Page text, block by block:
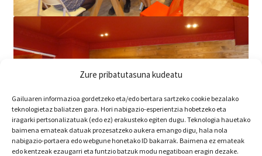
Zure pribatutasuna kudeatu
Gailuaren informazioa gordetzeko eta/edo bertara sartzeko cookie bezalako
teknologietaz baliatzen gara. Hori nabigazio-esperientzia hobetzeko eta
iragarki pertsonalizatuak (edo ez) erakusteko egiten dugu. Teknologia hauetako
baimena emateak datuak prozesatzeko aukera emango digu, hala nola
nabigazio-portaera edo webgune honetako ID bakarrak. Baimena ez emateak
edo kentzeak ezaugarri eta funtzio batzuk modu negatiboan eragin dezake.